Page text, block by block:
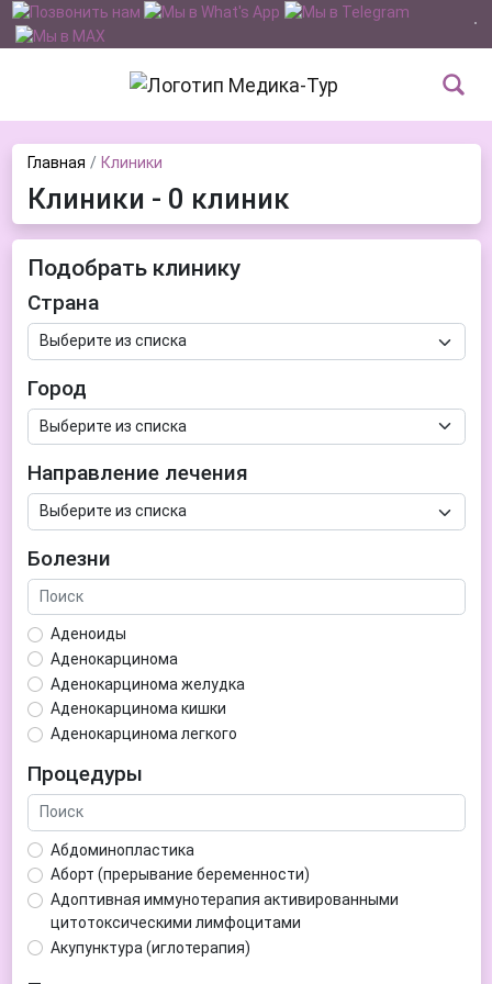
Главная Клиники
Клиники - 0 клиник
Подобрать клинику
Страна
Город
Направление лечения
Болезни
Аденоиды
Аденокарцинома
Аденокарцинома желудка
Аденокарцинома кишки
Аденокарцинома легкого
Аденома гипофиза
Аденома простаты
Аденома щитовидной железы
Аденомиоз
Адентия
Азооспермия
Акне (угри)
Алкоголизм
Процедуры
Абдоминопластика
Аборт (прерывание беременности)
Адоптивная иммунотерапия активированными
цитотоксическими лимфоцитами
Акупунктура (иглотерапия)